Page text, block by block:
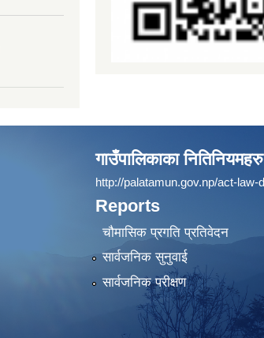
गाउँपालिकाका नितिनियमहरु
http://palatamun.gov.np/act-law-
Reports
चौमासिक प्रगति प्रतिवेदन
सार्वजनिक सुनुवाई
सार्वजनिक परीक्षण